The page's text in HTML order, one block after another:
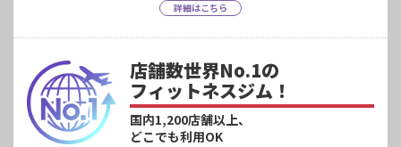
詳細はこちら
店舗数世界No.1の
フィットネスジム！
国内1,200店舗以上、
どこでも利用OK